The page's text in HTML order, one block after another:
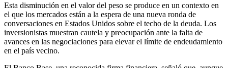
Esta disminución en el valor del peso se produce en un contexto en
el que los mercados están a la espera de una nueva ronda de
conversaciones en Estados Unidos sobre el techo de la deuda. Los
inversionistas muestran cautela y preocupación ante la falta de
avances en las negociaciones para elevar el límite de endeudamiento
en el país vecino.